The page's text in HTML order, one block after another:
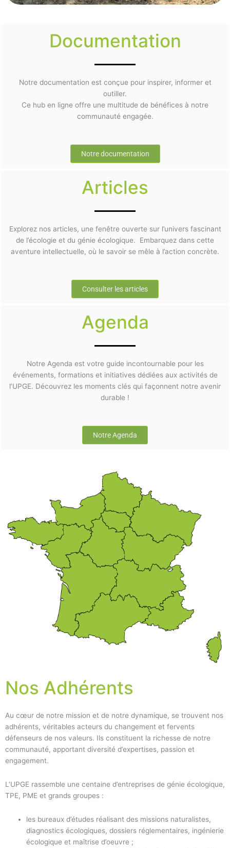
Documentation
Notre documentation est conçue pour inspirer, informer et
outiller.
Ce hub en ligne offre une multitude de bénéfices à notre
communauté engagée.
Notre documentation
Articles
Explorez nos articles, une fenêtre ouverte sur l’univers fascinant
de l’écologie et du génie écologique. Embarquez dans cette
aventure intellectuelle, où le savoir se mêle à l’action concrète.
Consulter les articles
Agenda
Notre Agenda est votre guide incontournable pour les
événements, formations et initiatives dédiées aux activités de
l’UPGE. Découvrez les moments clés qui façonnent notre avenir
durable !
Notre Agenda
Nos Adhérents
Au cœur de notre mission et de notre dynamique, se trouvent nos
adhérents, véritables acteurs du changement et fervents
défenseurs de nos valeurs. Ils constituent la richesse de notre
communauté, apportant diversité d’expertises, passion et
engagement.
L’UPGE rassemble une centaine d’entreprises de génie écologique,
TPE, PME et grands groupes :
les bureaux d’études réalisant des missions naturalistes,
diagnostics écologiques, dossiers réglementaires, ingénierie
écologique et maîtrise d’oeuvre ;